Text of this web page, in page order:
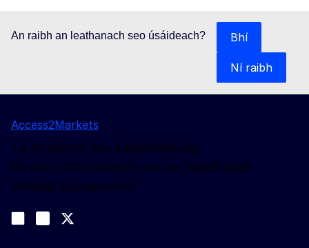
An raibh an leathanach seo úsáideach? Bhí
Ní raibh
Access2Markets
Tá an suíomh seo á bhainistiú ag:
An Ard-Stiúrthóireacht um an Trádáil agus
Slándáil Eacnamaíoch
Join us on LinkedIn
Trade-Off podcast